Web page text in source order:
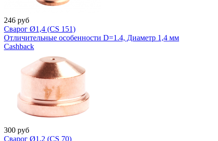
246 руб
Сварог Ø1,4 (CS 151)
Отличительные особенности D=1.4, Диаметр 1,4 мм
Cashback
300 руб
Сварог Ø1,2 (CS 70)